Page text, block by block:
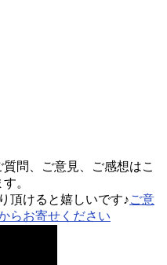
質問、ご意見、ご感想はこ
。
頂けると嬉しいです♪ご意
らお寄せください